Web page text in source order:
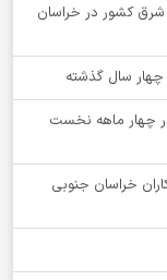
شرق کشور در خراسان
در چهار ماهه نخست
خراسان جنوبی